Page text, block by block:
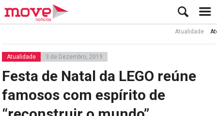
Atualidade Ator Rui
Atualidade 3 de Dezembro, 2019
Festa de Natal da LEGO reúne
famosos com espírito de